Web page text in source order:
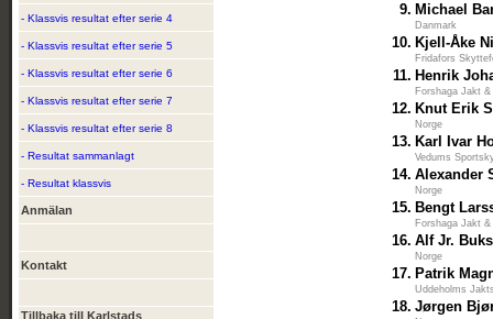
- Klassvis resultat efter serie 4
- Klassvis resultat efter serie 5
- Klassvis resultat efter serie 6
- Klassvis resultat efter serie 7
- Klassvis resultat efter serie 8
- Resultat sammanlagt
- Resultat klassvis
Anmälan
Kontakt
Tillbaka till Karlstads
9. Michael
Danmark
10. Kjell-Åke
Fridafors
11. Henrik
Forshaga Jakt
12. Knut Erik
Norge
13. Karl Ivar
Vedums
14. Alexander
Norge
15. Bengt
Forshaga Jakt
16. Alf Jr.
Norge
17. Patrik
Uddeholms
18. Jørgen